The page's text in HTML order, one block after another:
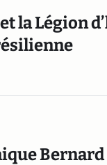
la Légion